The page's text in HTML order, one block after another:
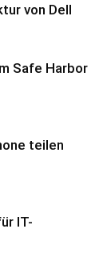
von Dell
Safe Harbor
teilen
IT-